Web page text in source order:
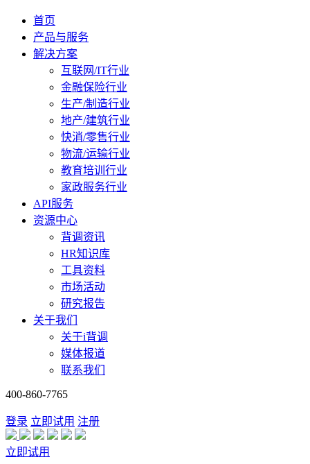
首页
产品与服务
解决方案
互联网/IT行业
金融保险行业
生产/制造行业
地产/建筑行业
快消/零售行业
物流/运输行业
教育培训行业
家政服务行业
API服务
资源中心
背调资讯
HR知识库
工具资料
市场活动
研究报告
关于我们
关于i背调
媒体报道
联系我们
400-860-7765
登录 立即试用 注册
立即试用